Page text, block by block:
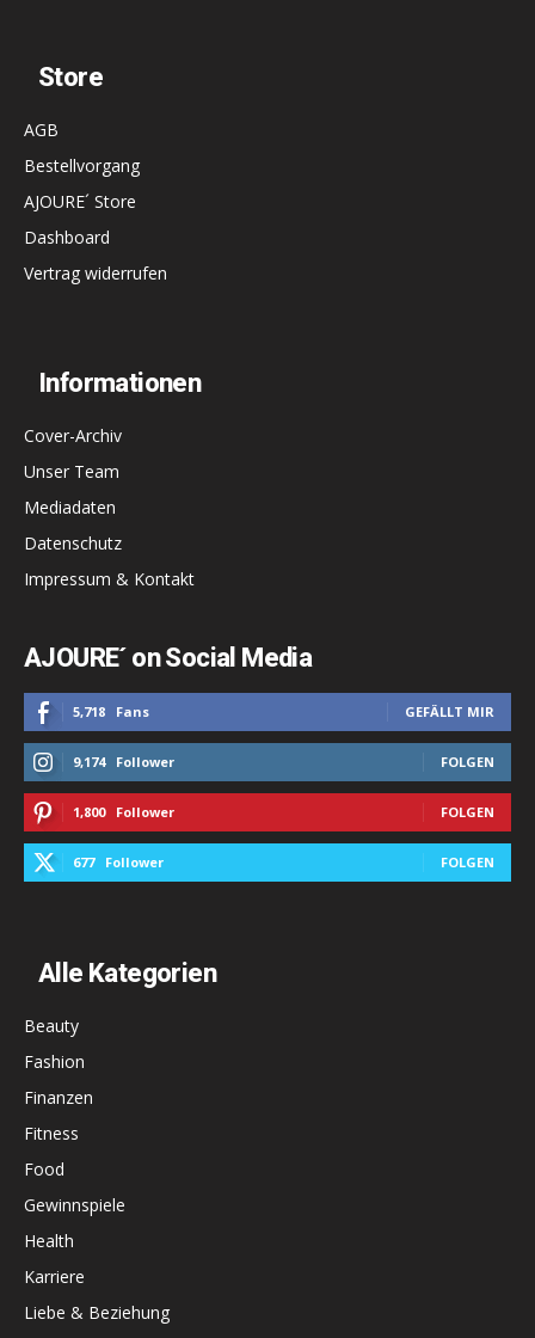
Store
AGB
Bestellvorgang
AJOURE´ Store
Dashboard
Vertrag widerrufen
Informationen
Cover-Archiv
Unser Team
Mediadaten
Datenschutz
Impressum & Kontakt
AJOURE´ on Social Media
5,718 Fans GEFÄLLT MIR
9,174 Follower FOLGEN
1,800 Follower FOLGEN
677 Follower FOLGEN
Alle Kategorien
Beauty
Fashion
Finanzen
Fitness
Food
Gewinnspiele
Health
Karriere
Liebe & Beziehung